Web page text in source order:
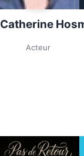
Catherine
Acteur